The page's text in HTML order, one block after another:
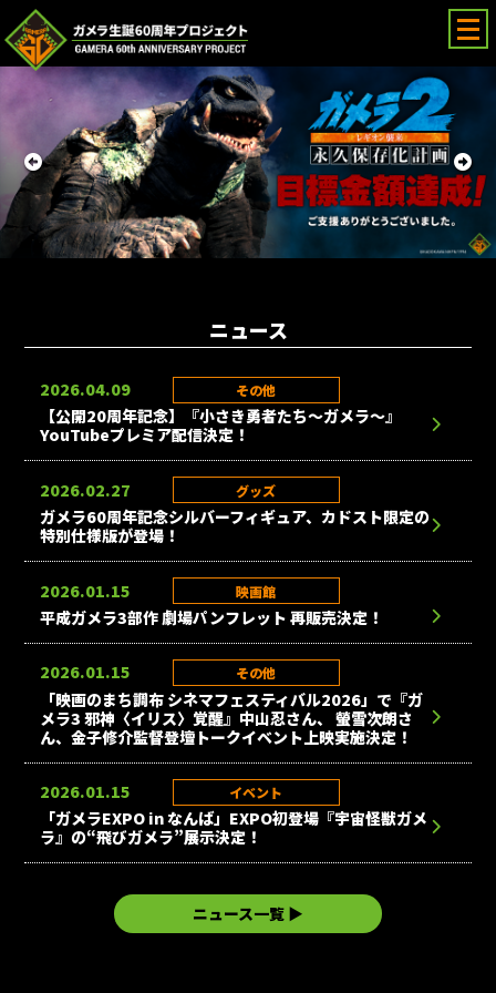
ガメラ生誕60周年プロジェクト
ニュース
2026.04.09 その他
【公開20周年記念】『小さき勇者たち～ガメラ～』
YouTubeプレミア配信決定！
2026.02.27 グッズ
ガメラ60周年記念シルバーフィギュア、カドスト限定の
特別仕様版が登場！
2026.01.15 映画館
平成ガメラ3部作 劇場パンフレット 再販売決定！
2026.01.15 その他
「映画のまち調布 シネマフェスティバル2026」で『ガ
メラ3 邪神〈イリス〉覚醒』中山忍さん、 螢雪次朗さ
ん、金子修介監督登壇トークイベント上映実施決定！
2026.01.15 イベント
「ガメラEXPO in なんば」EXPO初登場『宇宙怪獣ガメ
ラ』の“飛びガメラ”展示決定！
ニュース一覧 ▶